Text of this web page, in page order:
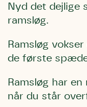
Nyd det dejlige
ramsløg.
Ramsløg
de første
Ramsløg har
når du står